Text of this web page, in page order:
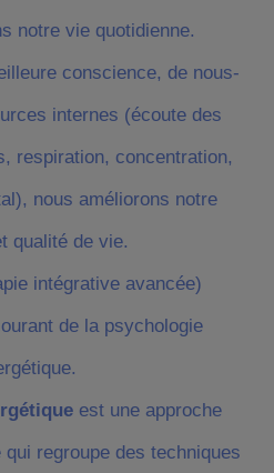
notre vie quotidienne.
conscience, de nous-
internes (écoute des
respiration, concentration,
nous améliorons notre
qualité de vie.
intégrative avancée)
de la psychologie
est une approche
regroupe des techniques